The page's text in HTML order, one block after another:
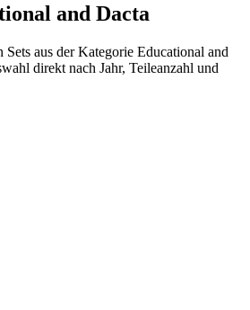
and Dacta
aus der Kategorie Educational and
direkt nach Jahr, Teileanzahl und